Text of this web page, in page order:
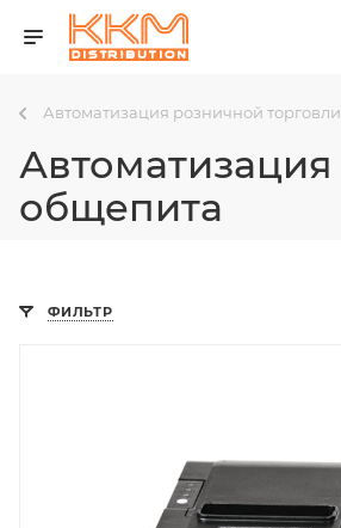
Автоматизация розничной торговли
Автоматизация
общепита
ФИЛЬТР